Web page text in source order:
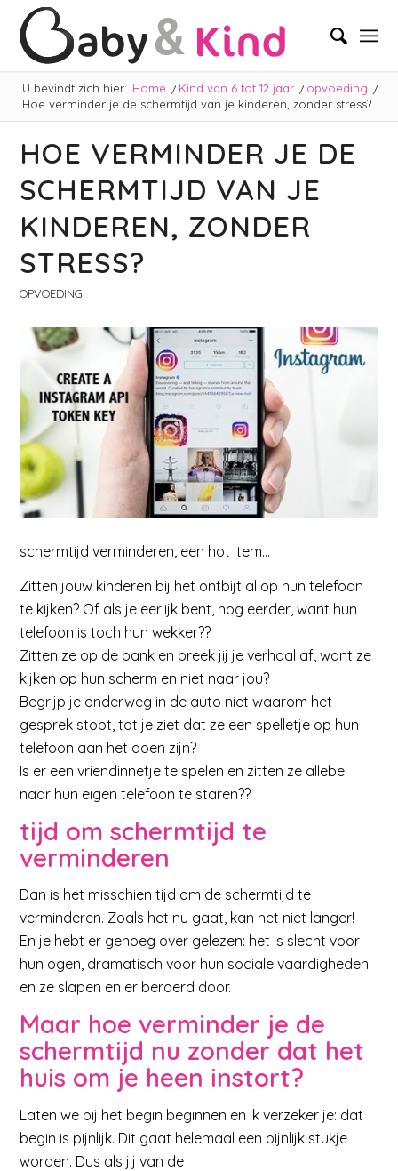
U bevindt zich hier: Home / Kind van 6 tot 12 jaar / opvoeding /
Hoe verminder je de schermtijd van je kinderen, zonder stress?
HOE VERMINDER JE DE
SCHERMTIJD VAN JE
KINDEREN, ZONDER
STRESS?
OPVOEDING
schermtijd verminderen, een hot item…
Zitten jouw kinderen bij het ontbijt al op hun telefoon
te kijken? Of als je eerlijk bent, nog eerder, want hun
telefoon is toch hun wekker??
Zitten ze op de bank en breek jij je verhaal af, want ze
kijken op hun scherm en niet naar jou?
Begrijp je onderweg in de auto niet waarom het
gesprek stopt, tot je ziet dat ze een spelletje op hun
telefoon aan het doen zijn?
Is er een vriendinnetje te spelen en zitten ze allebei
naar hun eigen telefoon te staren??
tijd om schermtijd te
verminderen
Dan is het misschien tijd om de schermtijd te
verminderen. Zoals het nu gaat, kan het niet langer!
En je hebt er genoeg over gelezen: het is slecht voor
hun ogen, dramatisch voor hun sociale vaardigheden
en ze slapen en er beroerd door.
Maar hoe verminder je de
schermtijd nu zonder dat het
huis om je heen instort?
Laten we bij het begin beginnen en ik verzeker je: dat
begin is pijnlijk. Dit gaat helemaal een pijnlijk stukje
worden. Dus als jij van de